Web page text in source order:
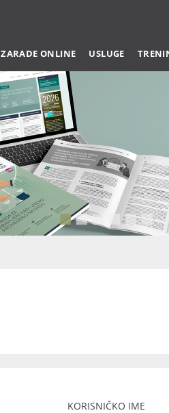
ZARADE ONLINE USLUGE
KORISNIČKO IME